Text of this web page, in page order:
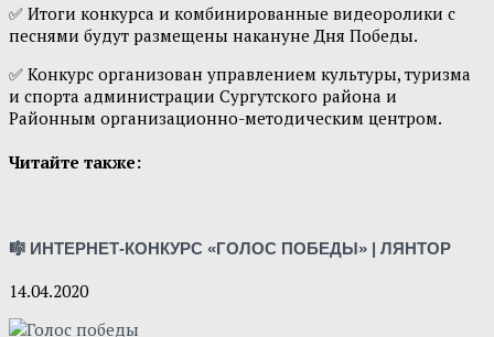
✅ Итоги конкурса и комбинированные видеоролики с
песнями будут размещены накануне Дня Победы.
✅ Конкурс организован управлением культуры, туризма
и спорта администрации Сургутского района и
Районным организационно-методическим центром.
Читайте также:
🎼 ИНТЕРНЕТ-КОНКУРС «ГОЛОС ПОБЕДЫ» | ЛЯНТОР
14.04.2020